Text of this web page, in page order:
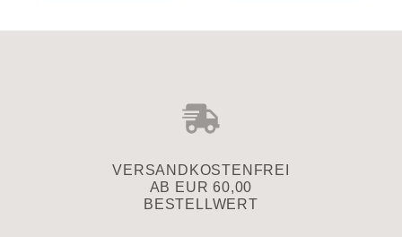
VERSAND­KOSTENFREI
AB EUR 60,00
BESTELLWERT